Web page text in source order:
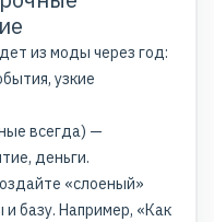
из моды через год:
узкие
всегда) —
деньги.
«слоеный»
базу. Например, «Как